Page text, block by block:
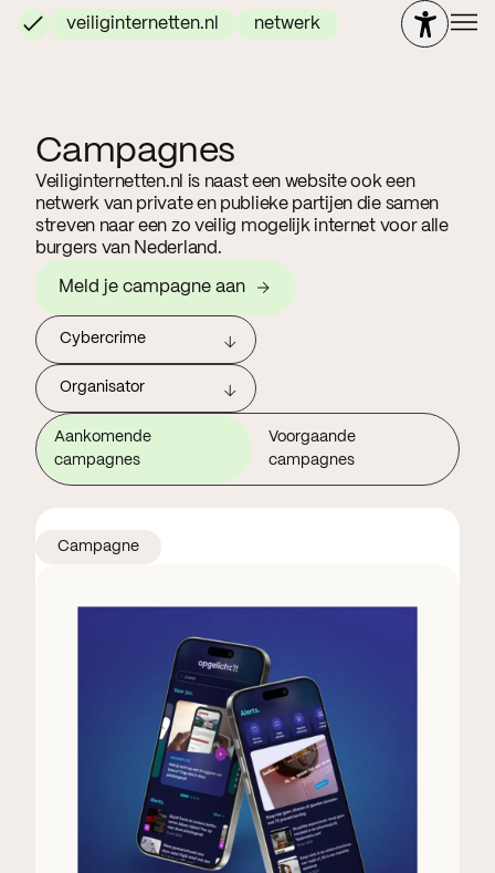
veiliginternetten.nl netwerk
Campagnes
Veiliginternetten.nl is naast een website ook een
netwerk van private en publieke partijen die samen
streven naar een zo veilig mogelijk internet voor alle
burgers van Nederland.
Meld je campagne aan
Cybercrime
Organisator
Aankomende
campagnes
Voorgaande
campagnes
Campagne